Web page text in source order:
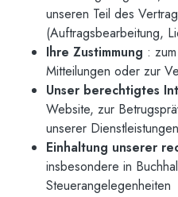
unseren Teil des
(Auftragsbearbeitung,
Ihre Zustimmung :
Mitteilungen oder zur
Unser berechtigtes
Website, zur
unserer Dienstleistungen
Einhaltung unserer
insbesondere in
Steuerangelegenheiten